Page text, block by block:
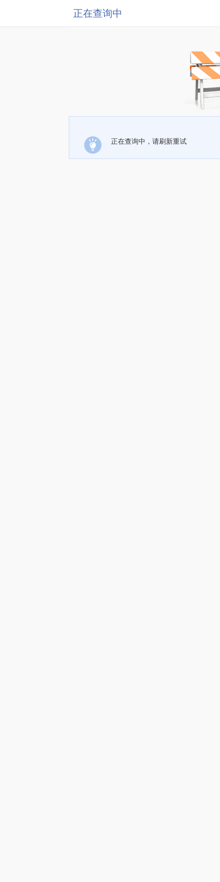
正在查询中
正在查询中，请刷新重试